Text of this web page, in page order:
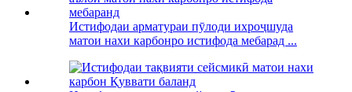
Истифодаи арматураи пӯлоди ихроҷшуда
матои нахи карбонро истифода мебарад ...